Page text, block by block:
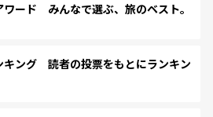
ード みんなで選ぶ、旅のベスト。
キング 読者の投票をもとにランキン